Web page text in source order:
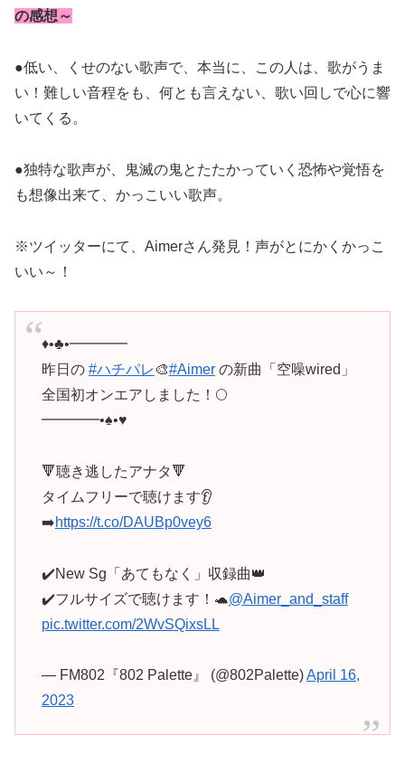
の感想～
●低い、くせのない歌声で、本当に、この人は、歌がうま
い！難しい音程をも、何とも言えない、歌い回しで心に響
いてくる。
●独特な歌声が、鬼滅の鬼とたたかっていく恐怖や覚悟を
も想像出来て、かっこいい歌声。
※ツイッターにて、Aimerさん発見！声がとにかくかっこ
いい～！
♦︎•♣︎•━━━━
昨日の #ハチパレ 🎨#Aimerの新曲「空噪wired」
全国初オンエアしました！🌕
━━━━•♠︎•♥︎
🔻聴き逃したアナタ🔻
タイムフリーで聴けます👂
➡️https://t.co/DAUBp0vey6
✔️New Sg「あてもなく」収録曲👑
✔️フルサイズで聴けます！🐢@Aimer_and_staff
pic.twitter.com/2WvSQixsLL
— FM802『802 Palette』 (@802Palette)April 16,
2023